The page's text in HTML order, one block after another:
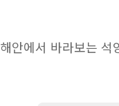
안에서 바라보는